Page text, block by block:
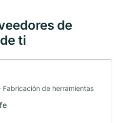
de
ti
Fabricación de herramientas